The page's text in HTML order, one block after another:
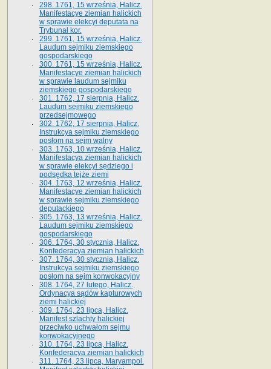
298. 1761, 15 września, Halicz.
Manifestacye ziemian halickich
w sprawie elekcyi deputata na
Trybunał kor.
299. 1761, 15 września, Halicz.
Laudum sejmiku ziemskiego
gospodarskiego
300. 1761, 15 września, Halicz.
Manifestacye ziemian halickich
w sprawie laudum sejmiku
ziemskiego gospodarskiego
301. 1762, 17 sierpnia, Halicz.
Laudum sejmiku ziemskiego
przedsejmowego
302. 1762, 17 sierpnia, Halicz.
Instrukcya sejmiku ziemskiego
posłom na sejm walny
303. 1763, 10 września, Halicz.
Manifestacya ziemian halickich
w sprawie elekcyi sędziego i
podsędka tejże ziemi
304. 1763, 12 września, Halicz.
Manifestacye ziemian halickich
w sprawie sejmiku ziemskiego
deputackiego
305. 1763, 13 września, Halicz.
Laudum sejmiku ziemskiego
gospodarskiego
306. 1764, 30 stycznia, Halicz.
Konfederacya ziemian halickich
307. 1764, 30 stycznia, Halicz.
Instrukcya sejmiku ziemskiego
posłom na sejm konwokacyjny
308. 1764, 27 lutego, Halicz.
Ordynacya sądów kapturowych
ziemi halickiej
309. 1764, 23 lipca, Halicz.
Manifest szlachty halickiej
przeciwko uchwałom sejmu
konwokacyjnego
310. 1764, 23 lipca, Halicz.
Konfederacya ziemian halickich
311. 1764, 23 lipca, Maryampol.